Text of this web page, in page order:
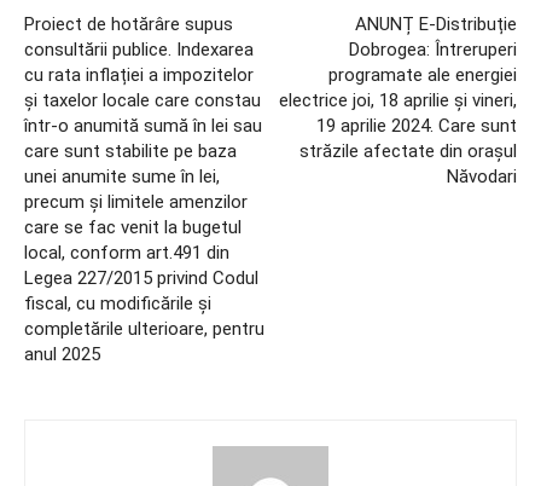
Proiect de hotărâre supus
consultării publice. Indexarea
cu rata inflației a impozitelor
și taxelor locale care constau
într-o anumită sumă în lei sau
care sunt stabilite pe baza
unei anumite sume în lei,
precum și limitele amenzilor
care se fac venit la bugetul
local, conform art.491 din
Legea 227/2015 privind Codul
fiscal, cu modificările și
completările ulterioare, pentru
anul 2025
ANUNȚ E-Distribuție
Dobrogea: Întreruperi
programate ale energiei
electrice joi, 18 aprilie și vineri,
19 aprilie 2024. Care sunt
străzile afectate din orașul
Năvodari